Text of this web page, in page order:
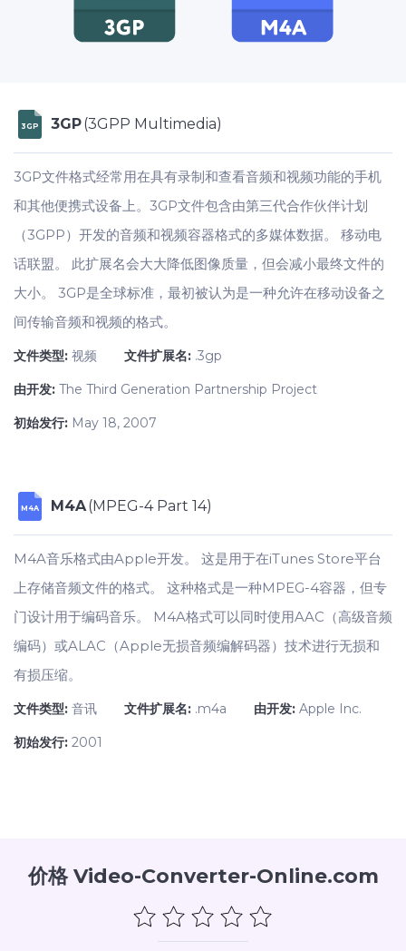
3GP 3GP(3GPP Multimedia)
3GP文件格式经常用在具有录制和查看音频和视频功能的手机
和其他便携式设备上。3GP文件包含由第三代合作伙伴计划
（3GPP）开发的音频和视频容器格式的多媒体数据。 移动电
话联盟。 此扩展名会大大降低图像质量，但会减小最终文件的
大小。 3GP是全球标准，最初被认为是一种允许在移动设备之
间传输音频和视频的格式。
文件类型: 视频 文件扩展名: .3gp
由开发: The Third Generation Partnership Project
初始发行: May 18, 2007
M4A M4A(MPEG-4 Part 14)
M4A音乐格式由Apple开发。 这是用于在iTunes Store平台
上存储音频文件的格式。 这种格式是一种MPEG-4容器，但专
门设计用于编码音乐。 M4A格式可以同时使用AAC（高级音频
编码）或ALAC（Apple无损音频编解码器）技术进行无损和
有损压缩。
文件类型: 音讯 文件扩展名: .m4a 由开发: Apple Inc.
初始发行: 2001
价格 Video-Converter-Online.com